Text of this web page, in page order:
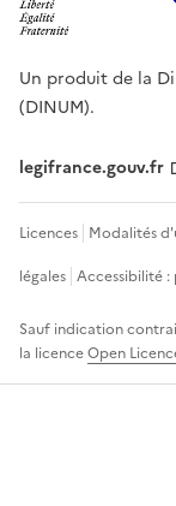
Un produit de la
(DINUM).
legifrance.gouv.fr
Licences Modalités
légales Accessibilité
Sauf indication
la licenceOpen